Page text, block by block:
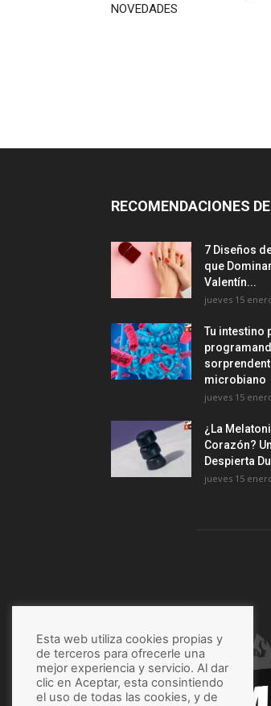
NOVEDADES
RECOMENDACIONES
7 Diseños
que
Valentín...
jueves 15
Tu intestino
microbiano
jueves 15
¿La
Corazón?
Despierta
jueves 15
Esta web utiliza cookies propias y
de terceros para ofrecerle una
mejor experiencia y servicio. Al dar
clic en Aceptar, esta consintiendo
el uso de todas las cookies, y de